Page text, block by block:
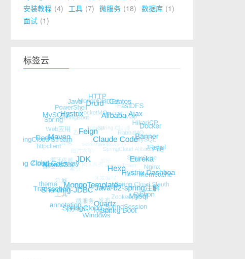
(ClassLoader)null) && !ClassUtils.isPresent(
") {
安装教程 4 工具 7 微服务 18 数据库 1
面试 1
标签云